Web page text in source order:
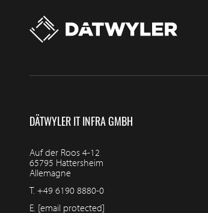
DÄTWYLER IT INFRA GMBH
Auf der Roos 4-12
65795 Hattersheim
Allemagne
T. +49 6190 8880-0
E. [email protected]